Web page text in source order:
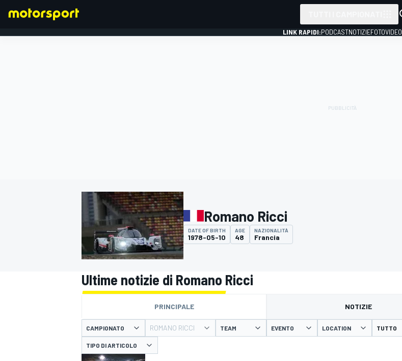
MOTOGP WEC
WRC
LINK RAPIDI:PODCASTNOTIZIEFOTOVIDEO
Romano Ricci
DATE OF BIRTH
1978-05-10
AGE
48
NAZIONALITÀ
Francia
Ultime notizie di Romano Ricci
PRINCIPALE NOTIZIE
CAMPIONATO ROMANO RICCI TEAM EVENTO LOCATION
TIPO DI ARTICOLO